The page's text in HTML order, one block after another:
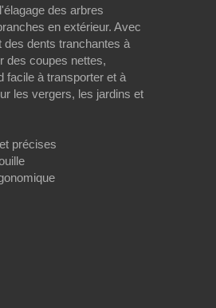
des arbres
en extérieur. Avec
des dents tranchantes à
des coupes nettes,
facile à transporter et à
les vergers, les jardins et
précises